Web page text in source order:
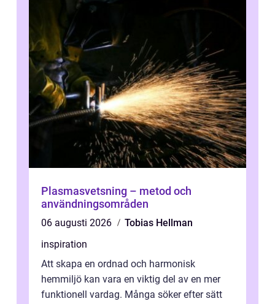
Plasmasvetsning – metod och
användningsområden
06 augusti 2026
Tobias Hellman
inspiration
Att skapa en ordnad och harmonisk
hemmiljö kan vara en viktig del av en mer
funktionell vardag. Många söker efter sätt